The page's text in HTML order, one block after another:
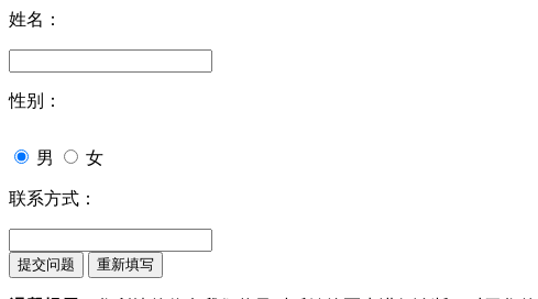
姓名：
性别：
男 女
联系方式：